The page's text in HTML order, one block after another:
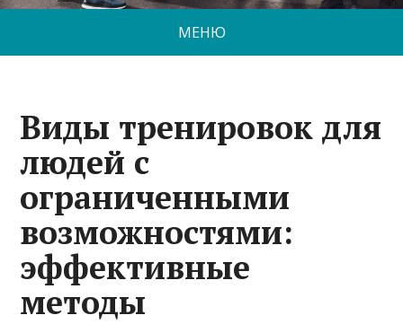
МЕНЮ
Виды тренировок для
людей с
ограниченными
возможностями:
эффективные
методы